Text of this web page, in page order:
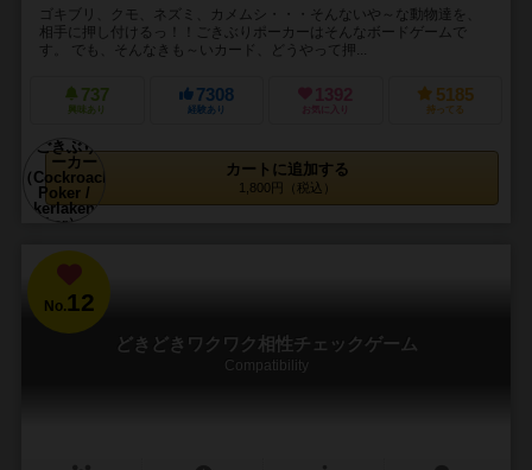
ゴキブリ、クモ、ネズミ、カメムシ・・・そんないや～な動物達を、
相手に押し付けるっ！！ごきぶりポーカーはそんなボードゲームで
す。 でも、そんなきも～いカード、どうやって押...
737
興味あり
7308
経験あり
1392
お気に入り
5185
持ってる
カートに追加する
1,800円（税込）
No.12
どきどきワクワク相性チェックゲーム
Compatibility